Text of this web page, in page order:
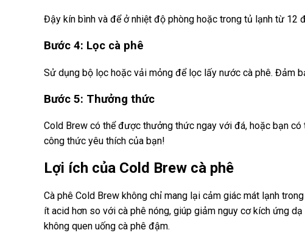
Đậy kín bình và để ở nhiệt độ phòng hoặc trong tủ lạnh từ 12
Bước 4: Lọc cà phê
Sử dụng bộ lọc hoặc vải mỏng để lọc lấy nước cà phê. Đảm
Bước 5: Thưởng thức
Cold Brew có thể được thưởng thức ngay với đá, hoặc bạn
công thức yêu thích của bạn!
Lợi ích của Cold Brew cà phê
Cà phê Cold Brew không chỉ mang lại cảm giác mát lạnh
ít acid hơn so với cà phê nóng, giúp giảm nguy cơ kích ứng
không quen uống cà phê đậm.